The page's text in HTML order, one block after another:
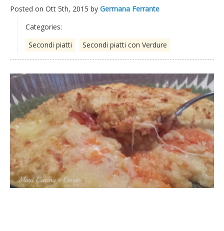
Posted on Ott 5th, 2015 by Germana Ferrante
Categories:
Secondi piatti
Secondi piatti con Verdure